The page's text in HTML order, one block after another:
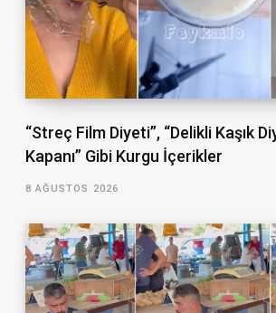
“Streç Film Diyeti”, “Delikli Kaşık
Kapanı” Gibi Kurgu İçerikler
8 AĞUSTOS 2026